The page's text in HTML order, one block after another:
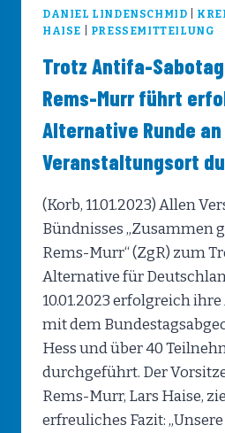
DANIEL LINDENSCHMID
HAISE
PRESSEMITTEILUNG
Trotz Antifa-
Rems-Murr führt
Alternative Runde
Veranstaltungsort
(Korb, 11.01.2023) Allen
Bündnisses „Zusammen
Rems-Murr“ (ZgR) zum
Alternative für
10.01.2023 erfolgreich
mit dem
Hess und über 40
durchgeführt. Der
Rems-Murr, Lars Haise,
erfreuliches Fazit: